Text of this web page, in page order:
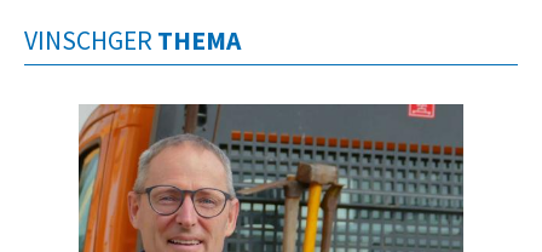
VINSCHGER THEMA